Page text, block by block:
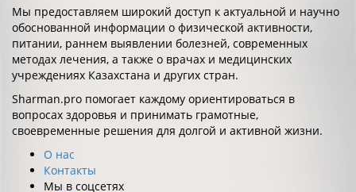
Мы предоставляем широкий доступ к актуальной и научно
обоснованной информации о физической активности,
питании, раннем выявлении болезней, современных
методах лечения, а также о врачах и медицинских
учреждениях Казахстана и других стран.
Sharman.pro помогает каждому ориентироваться в
вопросах здоровья и принимать грамотные,
своевременные решения для долгой и активной жизни.
О нас
Контакты
Мы в соцсетях